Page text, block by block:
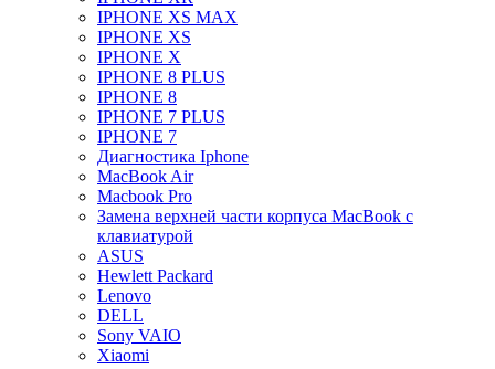
IPHONE XS MAX
IPHONE XS
IPHONE X
IPHONE 8 PLUS
IPHONE 8
IPHONE 7 PLUS
IPHONE 7
Диагностика Iphone
MacBook Air
Macbook Pro
Замена верхней части корпуса MacBook с
клавиатурой
ASUS
Hewlett Packard
Lenovo
DELL
Sony VAIO
Xiaomi